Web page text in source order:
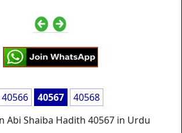
40566 40567
40568
Abi Shaiba Hadith 40567 in Urdu